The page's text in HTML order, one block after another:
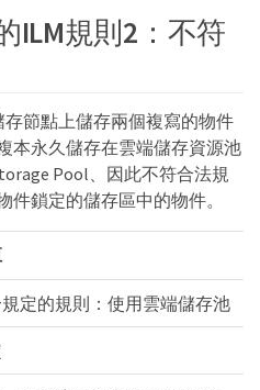
ILM規則2：不符
節點上儲存兩個複寫的物件
本永久儲存在雲端儲存資源池
Pool、因此不符合法規
件鎖定的儲存區中的物件。
定的規則：使用雲端儲存池